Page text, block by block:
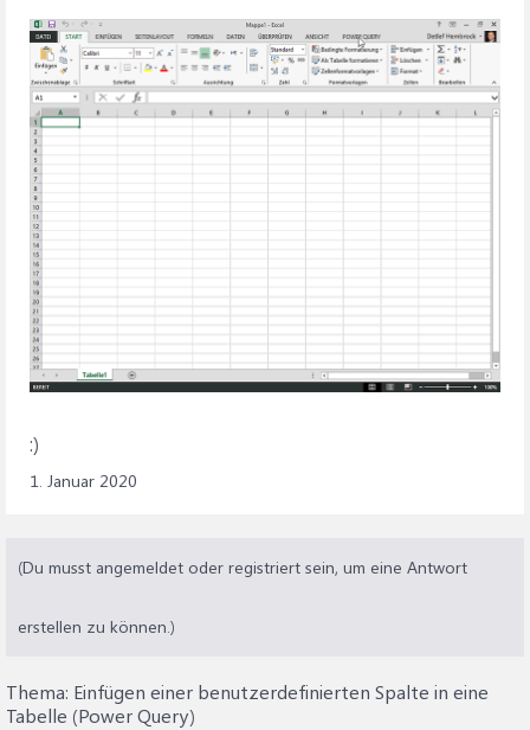
:)
1. Januar 2020
(Du musst angemeldet oder registriert sein, um eine Antwort
erstellen zu können.)
Thema: Einfügen einer benutzerdefinierten Spalte in eine
Tabelle (Power Query)